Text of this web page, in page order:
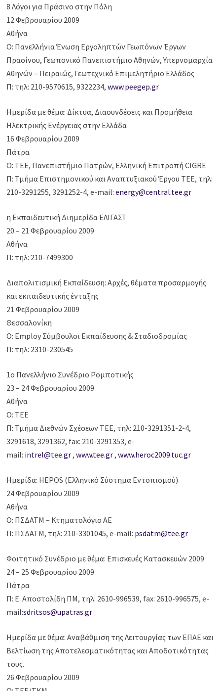
8 Λόγοι για Πράσινο στην Πόλη
12 Φεβρουαρίου 2009
Αθήνα
Ο: Πανελλήνια Ένωση Εργοληπτών Γεωπόνων Έργων
Πρασίνου, Γεωπονικό Πανεπιστήμιο Αθηνών, Υπερνομαρχία
Αθηνών – Πειραιώς, Γεωτεχνικό Επιμελητήριο Ελλάδος
Π: τηλ: 210-9570615, 9322234,www.peegep.gr
Ημερίδα με θέμα: Δίκτυα, Διασυνδέσεις και Προμήθεια
Ηλεκτρικής Ενέργειας στην Ελλάδα
16 Φεβρουαρίου 2009
Πάτρα
Ο: ΤΕΕ, Πανεπιστήμιο Πατρών, Ελληνική Επιτροπή CIGRE
Π: Τμήμα Επιστημονικού και Αναπτυξιακού Έργου ΤΕΕ, τηλ:
210-3291255, 3291252-4, e-mail:energy@central.tee.gr
η Εκπαιδευτική Διημερίδα ΕΛΙΓΑΣΤ
20 – 21 Φεβρουαρίου 2009
Αθήνα
Π: τηλ: 210-7499300
Διαπολιτισμική Εκπαίδευση: Αρχές, θέματα προσαρμογής
και εκπαιδευτικής ένταξης
21 Φεβρουαρίου 2009
Θεσσαλονίκη
Ο: Employ Σύμβουλοι Εκπαίδευσης & Σταδιοδρομίας
Π: τηλ: 2310-230545
1ο Πανελλήνιο Συνέδριο Ρομποτικής
23 – 24 Φεβρουαρίου 2009
Αθήνα
Ο: ΤΕΕ
Π: Τμήμα Διεθνών Σχέσεων ΤΕΕ, τηλ: 210-3291351-2-4,
3291618, 3291362, fax: 210-3291353, e-
mail: intrel@tee.gr,www.tee.gr,www.heroc2009.tuc.gr
Ημερίδα: HEPOS (Ελληνικό Σύστημα Εντοπισμού)
24 Φεβρουαρίου 2009
Αθήνα
Ο: ΠΣΔΑΤΜ – Κτηματολόγιο ΑΕ
Π: ΠΣΔΑΤΜ, τηλ: 210-3301045, e-mail: psdatm@tee.gr
Φοιτητικό Συνέδριο με θέμα: Επισκευές Κατασκευών 2009
24 – 25 Φεβρουαρίου 2009
Πάτρα
Π: Ε. Αποστολίδη ΠΜ, τηλ: 2610-996539, fax: 2610-996575, e-
mail:sdritsos@upatras.gr
Ημερίδα με θέμα: Αναβάθμιση της Λειτουργίας των ΕΠΑΕ και
Βελτίωση της Αποτελεσματικότητας και Αποδοτικότητας
τους.
26 Φεβρουαρίου 2009